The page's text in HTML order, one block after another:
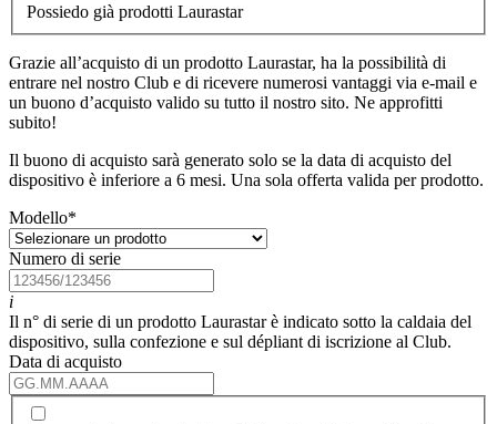
Possiedo già prodotti Laurastar
Grazie all’acquisto di un prodotto Laurastar, ha la possibilità di
entrare nel nostro Club e di ricevere numerosi vantaggi via e-mail e
un buono d’acquisto valido su tutto il nostro sito. Ne approfitti
subito!
Il buono di acquisto sarà generato solo se la data di acquisto del
dispositivo è inferiore a 6 mesi. Una sola offerta valida per prodotto.
Modello*
Numero di serie
i
Il n° di serie di un prodotto Laurastar è indicato sotto la caldaia del
dispositivo, sulla confezione e sul dépliant di iscrizione al Club.
Data di acquisto